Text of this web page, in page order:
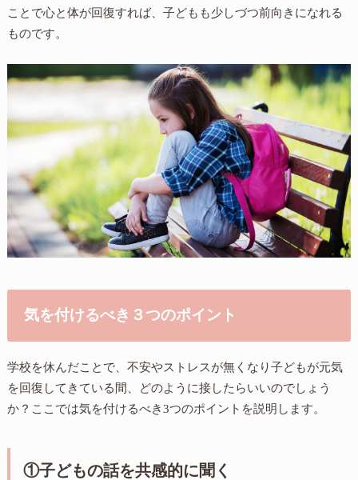
ことで心と体が回復すれば、子どもも少しづつ前向きになれる
ものです。
気を付けるべき３つのポイント
学校を休んだことで、不安やストレスが無くなり子どもが元気
を回復してきている間、どのように接したらいいのでしょう
か？ここでは気を付けるべき3つのポイントを説明します。
①子どもの話を共感的に聞く